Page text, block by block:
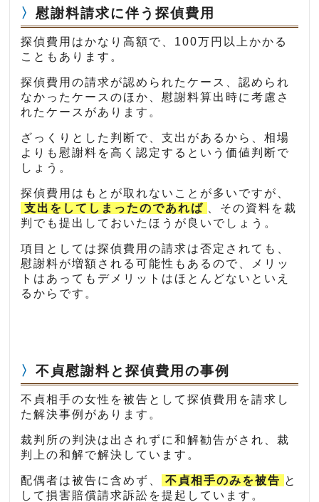
慰謝料請求に伴う探偵費用
探偵費用はかなり高額で、100万円以上かかる
こともあります。
探偵費用の請求が認められたケース、認められ
なかったケースのほか、慰謝料算出時に考慮さ
れたケースがあります。
ざっくりとした判断で、支出があるから、相場
よりも慰謝料を高く認定するという価値判断で
しょう。
探偵費用はもとが取れないことが多いですが、
支出をしてしまったのであれば
、その資料を裁
判でも提出しておいたほうが良いでしょう。
項目としては探偵費用の請求は否定されても、
慰謝料が増額される可能性もあるので、メリッ
トはあってもデメリットはほとんどないといえ
るからです。
不貞慰謝料と探偵費用の事例
不貞相手の女性を被告として探偵費用を請求し
た解決事例があります。
裁判所の判決は出されずに和解勧告がされ、裁
判上の和解で解決しています。
配偶者は被告に含めず、 不貞相手のみを被告 と
して損害賠償請求訴訟を提起しています。